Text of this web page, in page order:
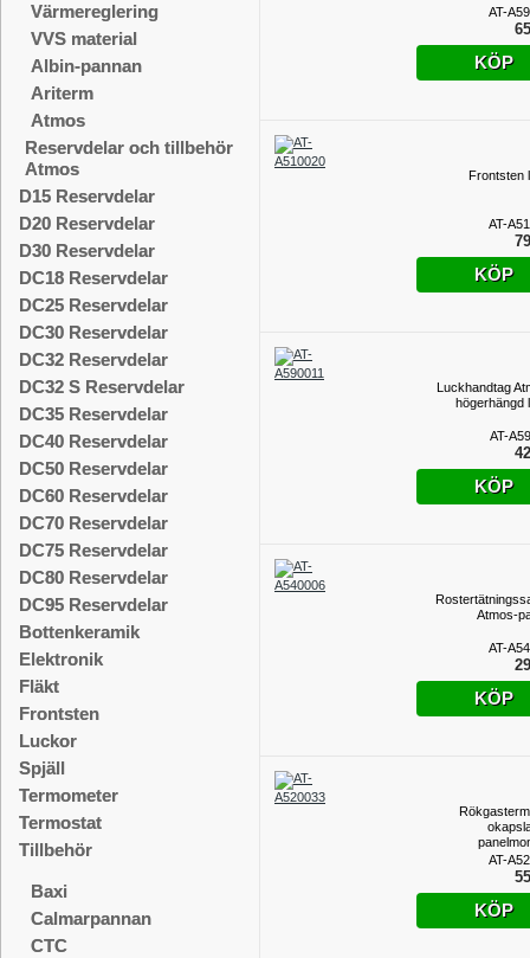
Värmereglering
VVS material
Albin-pannan
Ariterm
Atmos
Reservdelar och tillbehör
Atmos
D15 Reservdelar
D20 Reservdelar
D30 Reservdelar
DC18 Reservdelar
DC25 Reservdelar
DC30 Reservdelar
DC32 Reservdelar
DC32 S Reservdelar
DC35 Reservdelar
DC40 Reservdelar
DC50 Reservdelar
DC60 Reservdelar
DC70 Reservdelar
DC75 Reservdelar
DC80 Reservdelar
DC95 Reservdelar
Bottenkeramik
Elektronik
Fläkt
Frontsten
Luckor
Spjäll
Termometer
Termostat
Tillbehör
Baxi
Calmarpannan
CTC
AT-
KÖP
Frontsten
AT-
KÖP
Luckhandtag
högerhängd
AT-
KÖP
Atmos-
AT-
KÖP
AT-
KÖP